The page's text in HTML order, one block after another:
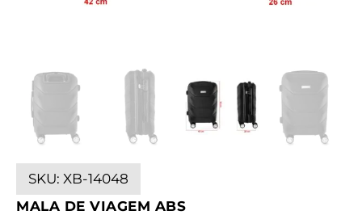
SKU: XB-14048
MALA DE VIAGEM ABS